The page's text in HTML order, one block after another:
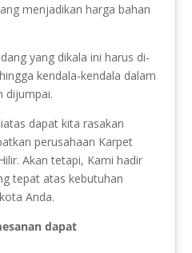
menjadikan harga bahan
yang dikala ini harus di-
kendala-kendala dalam
dijumpai.
dapat kita rasakan
perusahaan Karpet
Akan tetapi, Kami hadir
tepat atas kebutuhan
Anda.
dapat